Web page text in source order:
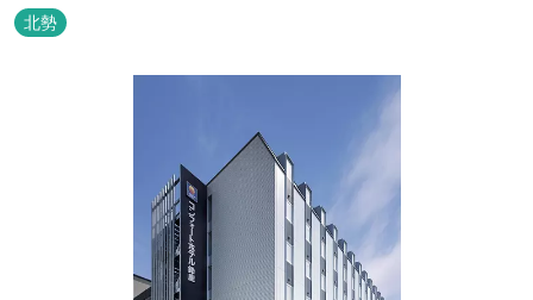
トの他、初めてのキャンプでも安心して楽しめる設備が整ったキャ
ンプ場です。 さらに、手ぶらでキャンプをお楽しみいただけるよう
に夕食バーべキュー用の炭火セットなどのレンタル品や国産牛BBQ
北勢